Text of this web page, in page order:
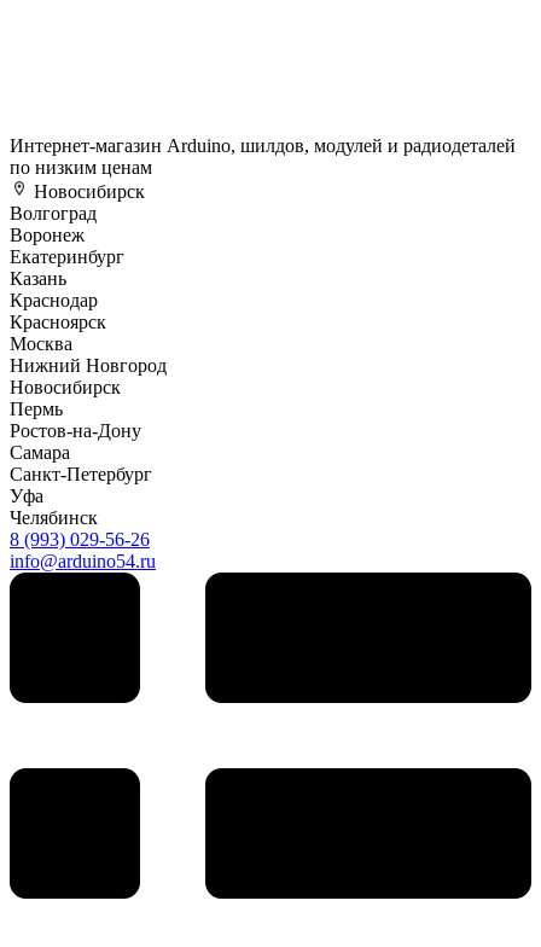
Интернет-магазин Arduino, шилдов, модулей и радиодеталей
по низким ценам
Новосибирск
Волгоград
Воронеж
Екатеринбург
Казань
Краснодар
Красноярск
Москва
Нижний Новгород
Новосибирск
Пермь
Ростов-на-Дону
Самара
Санкт-Петербург
Уфа
Челябинск
8 (993) 029-56-26
info@arduino54.ru